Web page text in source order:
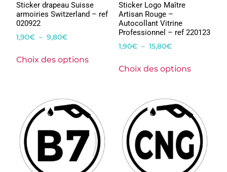
Sticker drapeau Suisse
armoiries Switzerland – ref
020922
1,90€ – 9,80€
Choix des options
Sticker Logo Maître
Artisan Rouge –
Autocollant Vitrine
Professionnel – ref 220123
1,90€ – 15,80€
Choix des options